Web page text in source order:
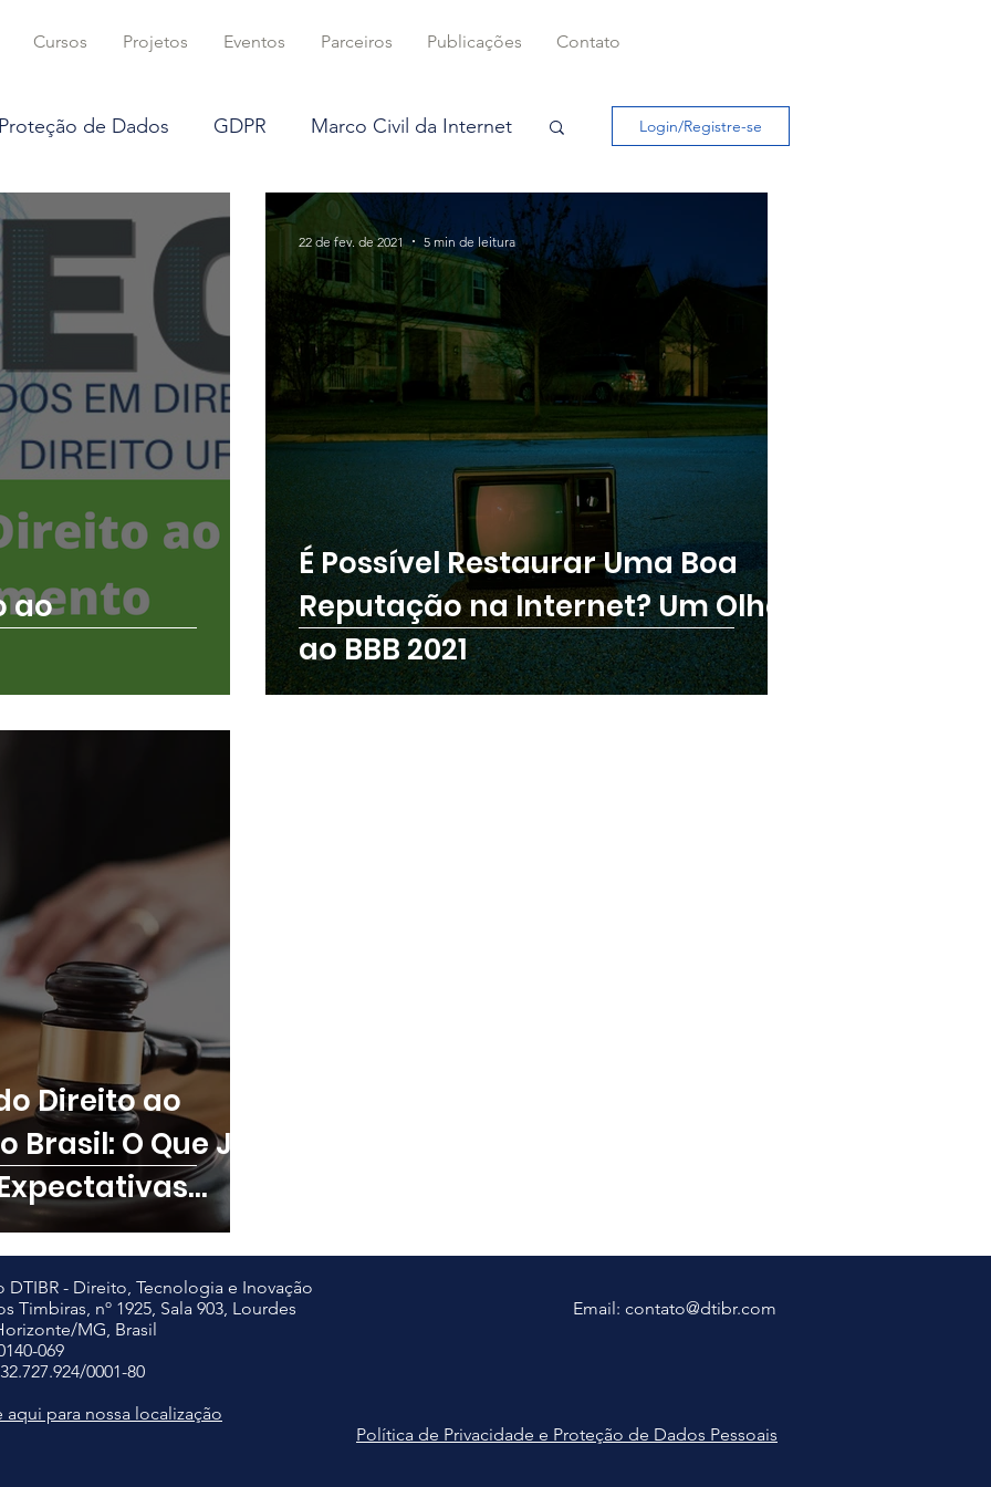
Cursos Projetos Eventos Parceiros Publicações Contato
de Dados GDPR Marco Civil da Internet
Criptografia Opinião Inteligência Artificial
Big Data Smart Contracts
Digital STF LGPD DTEC
Direito Civil Parceiros Propriedade Intelectual
Direito do Consumidor
Direito ao Esquecimento
Login/Registre-se
ao
É Possível Restaurar Uma Boa
Reputação na Internet? Um Olhar
ao BBB 2021
22 de fev. de 2021 5 min de leitura
Direito ao
O Que Já
DTIBR - Direito, Tecnologia e Inovação
Timbiras, nº 1925, Sala 903, Lourdes
MG, Brasil
069
0001-80
aqui para nossa localização
Email: contato@dtibr.com
Política de Privacidade e Proteção de Dados Pessoais